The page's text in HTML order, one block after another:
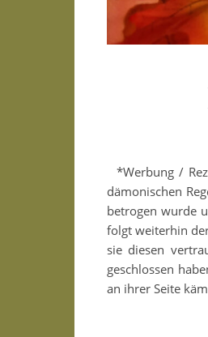
*Werbung /
dämonischen
betrogen wurde
folgt weiterhin
sie diesen
geschlossen
an ihrer Seite